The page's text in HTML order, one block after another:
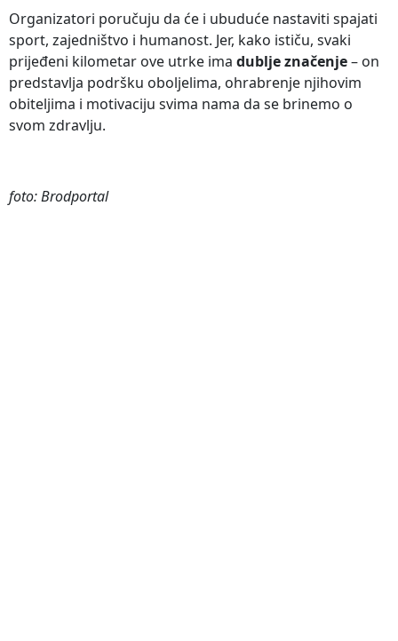
Organizatori poručuju da će i ubuduće nastaviti spajati
sport, zajedništvo i humanost. Jer, kako ističu, svaki
prijeđeni kilometar ove utrke ima dublje značenje– on
predstavlja podršku oboljelima, ohrabrenje njihovim
obiteljima i motivaciju svima nama da se brinemo o
svom zdravlju.
foto: Brodportal